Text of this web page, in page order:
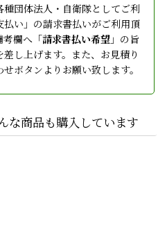
団体法人・自衛隊としてご利
い」の請求書払いがご利用頂
考欄へ「請求書払い希望 」の旨
し上げます。また、お見積り
ボタンよりお願い致します。
な商品も購入しています